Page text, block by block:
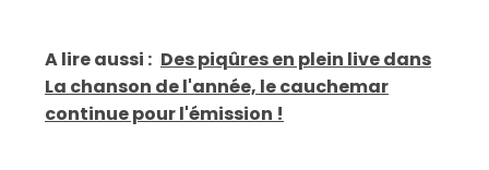
A lire aussi : Des piqûres en plein live dans
La chanson de l'année, le cauchemar
continue pour l'émission !